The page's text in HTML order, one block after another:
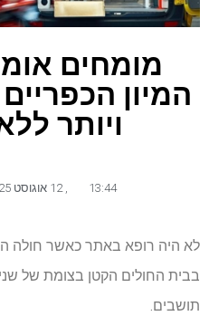
מומחים
המיון
ויותר
13:44
לא היה רופא באתר כאשר חולה
תושבים.